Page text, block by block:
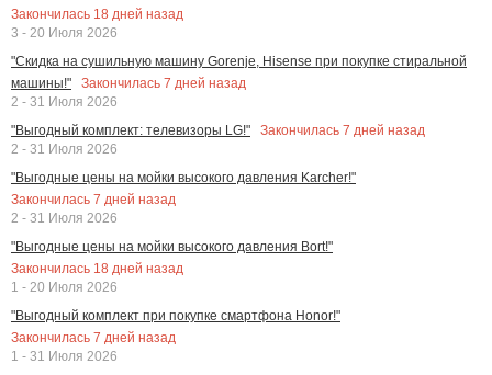
Закончилась 18 дней назад
3 - 20 Июля 2026
"Скидка на сушильную машину Gorenje, Hisense при покупке стиральной
машины!"
Закончилась 7 дней назад
2 - 31 Июля 2026
"Выгодный комплект: телевизоры LG!"
Закончилась 7 дней назад
2 - 31 Июля 2026
"Выгодные цены на мойки высокого давления Karcher!"
Закончилась 7 дней назад
2 - 31 Июля 2026
"Выгодные цены на мойки высокого давления Bort!"
Закончилась 18 дней назад
1 - 20 Июля 2026
"Выгодный комплект при покупке смартфона Honor!"
Закончилась 7 дней назад
1 - 31 Июля 2026